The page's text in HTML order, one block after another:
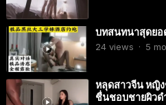
บทสนทนาสุดยอ
24views · 5
หลุดสาวจีน หญิ
ชื่นชอบชายผิวด